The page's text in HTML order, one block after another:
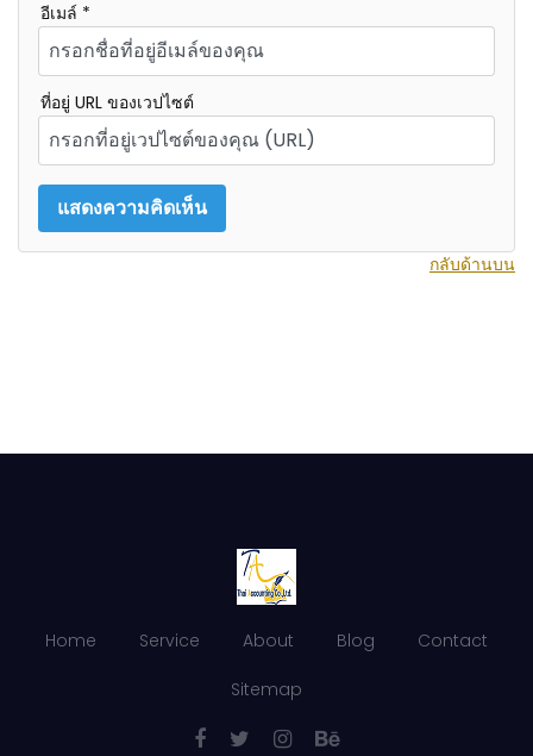
อีเมล์ *
ที่อยู่ URL ของเวปไซต์
กลับด้านบน
Home Service About Blog Contact
Sitemap